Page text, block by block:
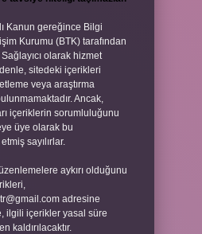
Kanun gereğince Bilgi
Kurumu (BTK) tarafından
olarak hizmet
sitedeki içerikleri
veya araştırma
Ancak,
içeriklerin sorumluluğunu
üye olarak bu
sayılırlar.
aykırı olduğunu
adresine
ilgili içerikler yasal süre
kaldırılacaktır.